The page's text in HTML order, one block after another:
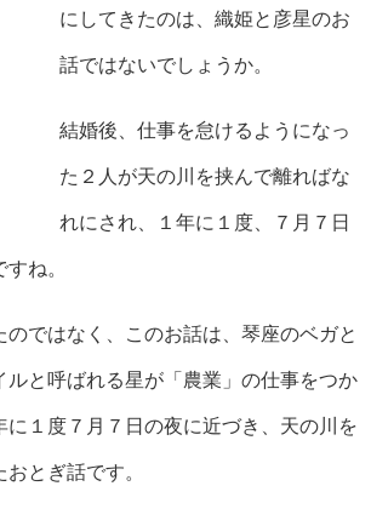
にしてきたのは、織姫と彦星のお
話ではないでしょうか。
結婚後、仕事を怠けるようになっ
た２人が天の川を挟んで離ればな
れにされ、１年に１度、７月７日
ね。
ではなく、このお話は、琴座のベガと
と呼ばれる星が「農業」の仕事をつか
１度７月７日の夜に近づき、天の川を
とぎ話です。